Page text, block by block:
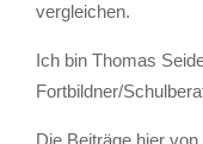
vergleichen.
Ich bin Thomas
Fortbildner/
Die Beiträge hier